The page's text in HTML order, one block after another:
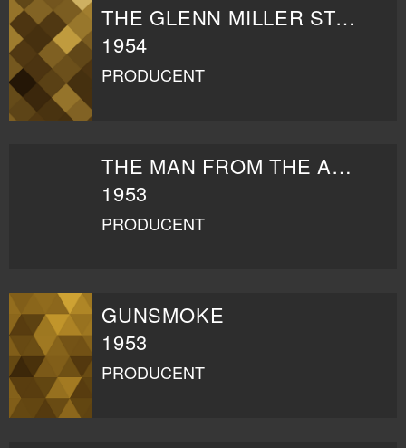
THE GLENN MILLER STORY
1954
PRODUCENT
THE MAN FROM THE ALAMO
1953
PRODUCENT
GUNSMOKE
1953
PRODUCENT